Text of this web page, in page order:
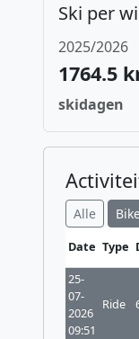
Ski per
2025/2026
1764.5
skidagen
Alle
Date Type
25-
07-
2026
09:51
Ride